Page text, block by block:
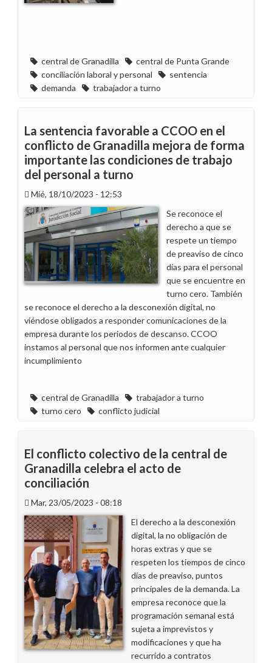
central de Granadilla
central de Punta Grande
conciliación laboral y personal
sentencia
demanda
trabajador a turno
La sentencia favorable a CCOO en el
conflicto de Granadilla mejora de forma
importante las condiciones de trabajo
del personal a turno
Mié, 18/10/2023 - 12:53
Se reconoce el
derecho a que se
respete un tiempo
de preaviso de cinco
días para el personal
que se encuentre en
turno cero. También
se reconoce el derecho a la desconexión digital, no
viéndose obligados a responder comunicaciones de la
empresa durante los periodos de descanso. CCOO
instamos al personal que nos informen ante cualquier
incumplimiento
central de Granadilla
trabajador a turno
turno cero
conflicto judicial
El conflicto colectivo de la central de
Granadilla celebra el acto de
conciliación
Mar, 23/05/2023 - 08:18
El derecho a la desconexión
digital, la no obligación de
horas extras y que se
respeten los tiempos de cinco
días de preaviso, puntos
principales de la demanda. La
empresa reconoce que la
programación semanal está
sujeta a imprevistos y
modificaciones y que ha
recurrido a contratos